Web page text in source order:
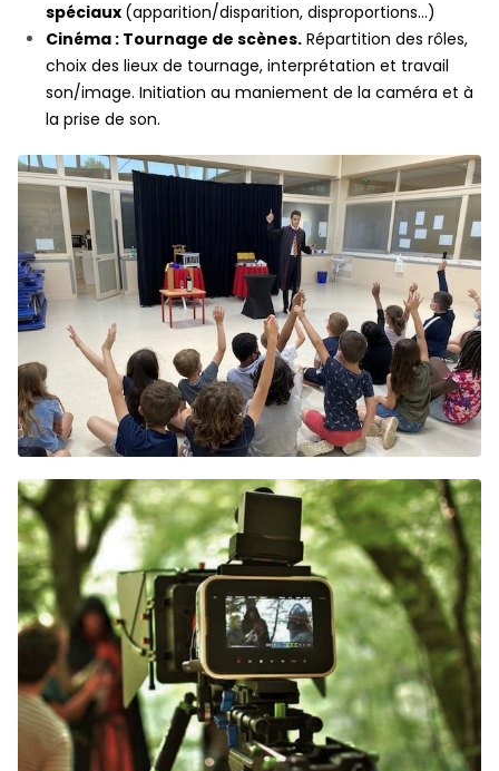
spéciaux (apparition/disparition, disproportions…)
Cinéma : Tournage de scènes. Répartition des rôles,
choix des lieux de tournage, interprétation et travail
son/image. Initiation au maniement de la caméra et à
la prise de son.